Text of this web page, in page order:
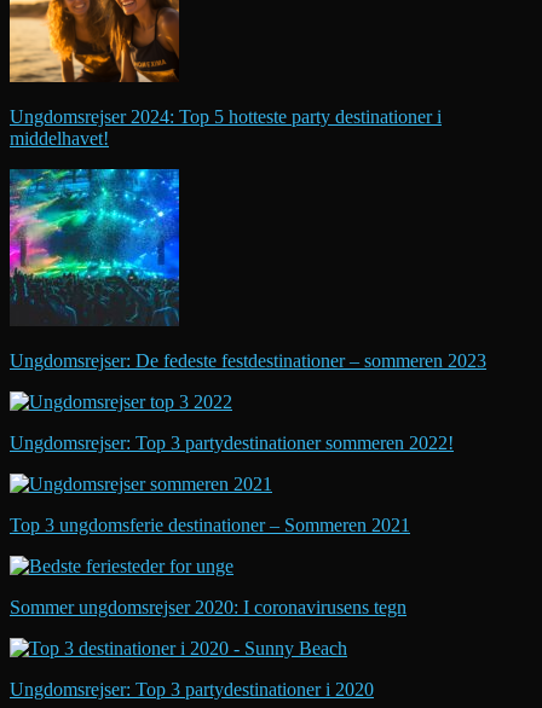
Ungdomsrejser 2024: Top 5 hotteste party destinationer i
middelhavet!
Ungdomsrejser: De fedeste festdestinationer – sommeren 2023
Ungdomsrejser: Top 3 partydestinationer sommeren 2022!
Top 3 ungdomsferie destinationer – Sommeren 2021
Sommer ungdomsrejser 2020: I coronavirusens tegn
Ungdomsrejser: Top 3 partydestinationer i 2020